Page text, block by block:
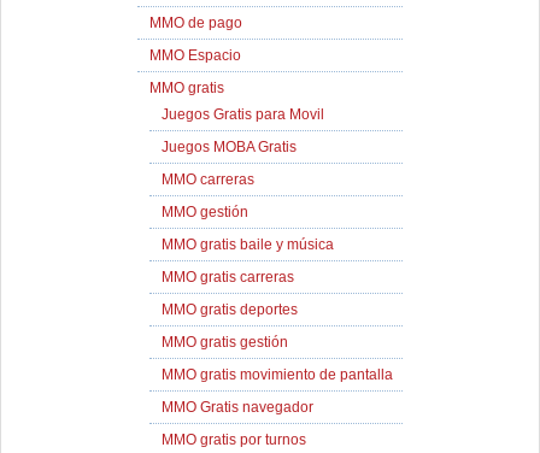
MMO de pago
MMO Espacio
MMO gratis
Juegos Gratis para Movil
Juegos MOBA Gratis
MMO carreras
MMO gestión
MMO gratis baile y música
MMO gratis carreras
MMO gratis deportes
MMO gratis gestión
MMO gratis movimiento de pantalla
MMO Gratis navegador
MMO gratis por turnos